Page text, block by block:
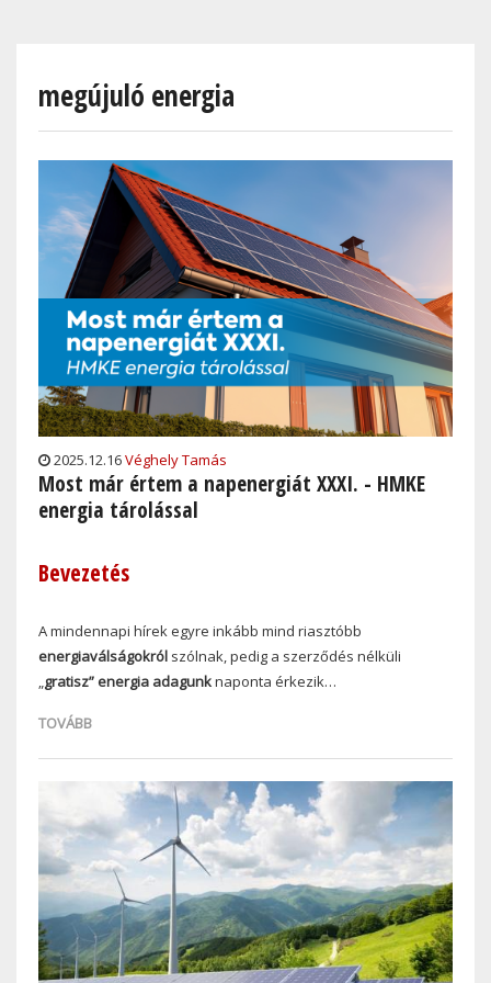
contentmegújuló energia
2025.12.16Véghely Tamás
Most már értem a napenergiát XXXI. - HMKE
energia tárolással
Bevezetés
A mindennapi hírek egyre inkább mind riasztóbb
energiaválságokról szólnak, pedig a szerződés nélküli
„gratisz” energia adagunknaponta érkezik…
TOVÁBB